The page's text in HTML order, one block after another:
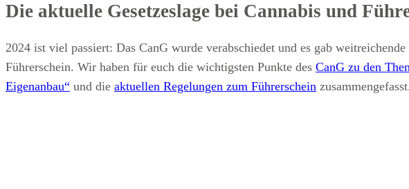
Die aktuelle Gesetzeslage bei Cannabis und
2024 ist viel passiert: Das CanG wurde verabschiedet und es gab
Führerschein. Wir haben für euch die wichtigsten Punkte des CanG zu den
Eigenanbau“ und die aktuellen Regelungen zum Führerschein